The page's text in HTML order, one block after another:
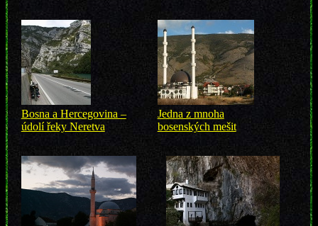
Bosna a Hercegovina –
údolí řeky Neretva
Jedna z mnoha
bosenských mešit